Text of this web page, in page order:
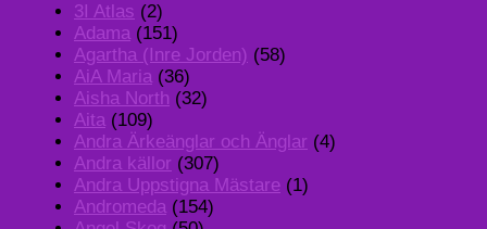
3I Atlas (2)
Adama (151)
Agartha (Inre Jorden) (58)
AiA Maria (36)
Aisha North (32)
Aita (109)
Andra Ärkeänglar och Änglar (4)
Andra källor (307)
Andra Uppstigna Mästare (1)
Andromeda (154)